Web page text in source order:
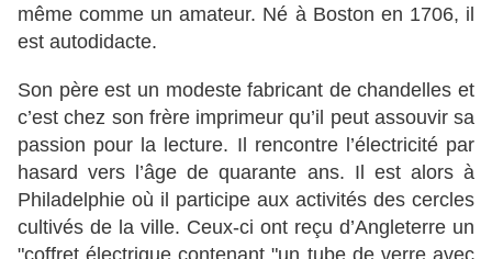
même comme un amateur. Né à Boston en 1706, il
est autodidacte.
Son père est un modeste fabricant de chandelles et
c’est chez son frère imprimeur qu’il peut assouvir sa
passion pour la lecture. Il rencontre l’électricité par
hasard vers l’âge de quarante ans. Il est alors à
Philadelphie où il participe aux activités des cercles
cultivés de la ville. Ceux-ci ont reçu d’Angleterre un